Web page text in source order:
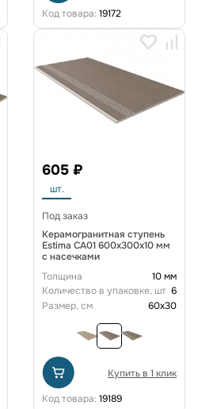
Код товара: 19172
605 ₽
шт.
Под заказ
Керамогранитная ступень
Estima CA01 600x300x10 мм
с насечками
Толщина
10 мм
Количество в упаковке, шт 6
Размер, см
60x30
Купить в 1 клик
Код товара: 19189